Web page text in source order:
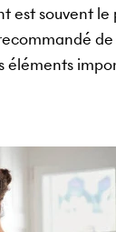
est souvent le
de
éléments